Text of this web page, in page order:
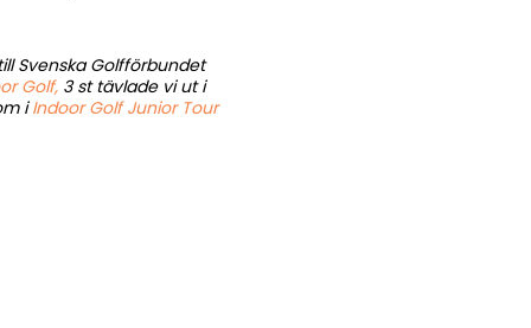
Svenska Golfförbundet
Golf, 3 st tävlade vi ut i
iIndoor Golf Junior Tour